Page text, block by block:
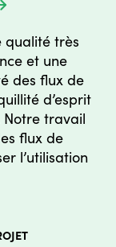
qualité très
et une
des flux de
d’esprit
travail
flux de
l’utilisation